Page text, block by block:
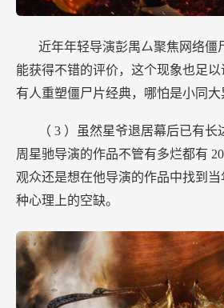
近年年轻导演彭禺厶聚焦网络僵
能获得不错的评价，这个现象也足
有人重塑僵尸片经典，哪怕是小同大
（ 3 ）虽然星爷退居幕后已有长
周星驰导演的作品不管有多烂都有 20
观众还是想在他导演的作品中找到
种心理上的空缺。